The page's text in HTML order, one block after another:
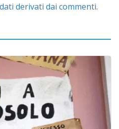
derivati dai commenti.